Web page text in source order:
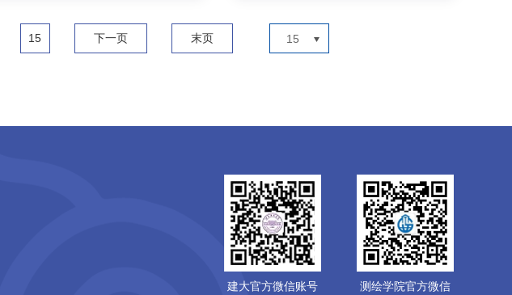
15 下一页 末页 15
建大官方微信账号 测绘学院官方微信